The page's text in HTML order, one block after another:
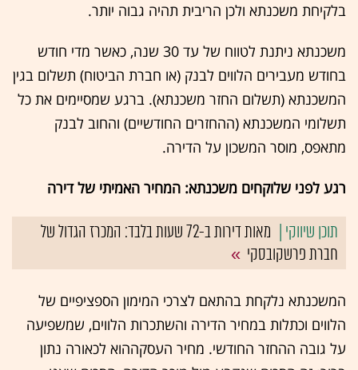
בלקיחת משכנתא ולכן הריבית תהיה גבוה יותר.
משכנתא ניתנת לטווח של עד 30 שנה, כאשר מדי חודש
בחודש מעבירים הלווים לבנק (או חברת הביטוח) תשלום בגין
המשכנתא (תשלום החזר משכנתא). ברגע שמסיימים את כל
תשלומי המשכנתא (ההחזרים החודשיים) והחוב לבנק
מתאפס, מוסר המשכון על הדירה.
רגע לפני שלוקחים משכנתא: המחיר האמיתי של דירה
מאות דירות ב-72 שעות בלבד: המכרז הגדול של
חברת פרשקובסקי
המשכנתא נלקחת בהתאם לצרכי המימון הספציפיים של
הלווים וכתלות במחיר הדירה והשתכרות הלווים, שמשפיעה
על גובה ההחזר החודשי. מחיר העסקההוא לכאורה נתון